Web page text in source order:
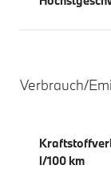
Verbrauch/
l/100 km